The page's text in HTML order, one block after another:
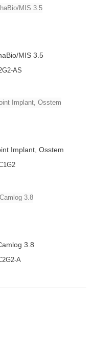
MIS 3.5
AS
Implant, Osstem
3.8
A